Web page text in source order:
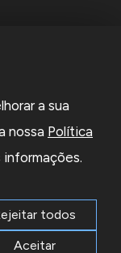
Termos e Condições
Subscrever
a sua
nossa Política
informações.
todos
Aceitar